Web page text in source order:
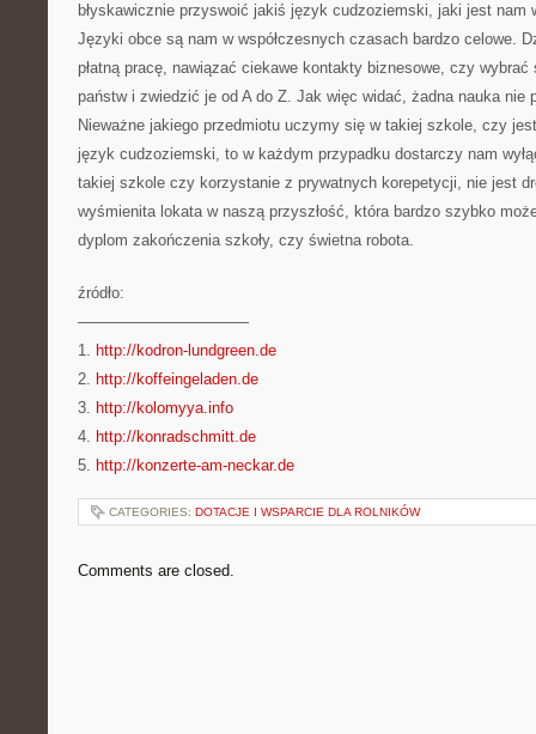
błyskawicznie przyswoić jakiś język cudzoziemski, jaki jest nam
Języki obce są nam w współczesnych czasach bardzo celowe.
płatną pracę, nawiązać ciekawe kontakty biznesowe, czy
państw i zwiedzić je od A do Z. Jak więc widać, żadna nauka nie
Nieważne jakiego przedmiotu uczymy się w takiej szkole, czy
język cudzoziemski, to w każdym przypadku dostarczy nam
takiej szkole czy korzystanie z prywatnych korepetycji, nie jest
wyśmienita lokata w naszą przyszłość, która bardzo szybko
dyplom zakończenia szkoły, czy świetna robota.
źródło:
———————————
1. http://kodron-lundgreen.de
2. http://koffeingeladen.de
3. http://kolomyya.info
4. http://konradschmitt.de
5. http://konzerte-am-neckar.de
CATEGORIES: DOTACJE I WSPARCIE DLA ROLNIKÓW
Comments are closed.